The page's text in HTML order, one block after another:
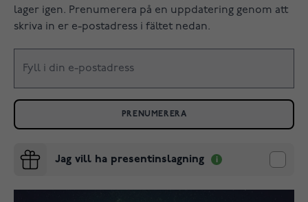
lager igen. Prenumerera på en uppdatering genom att
skriva in er e-postadress i fältet nedan.
PRENUMERERA
Jag vill ha presentinslagning